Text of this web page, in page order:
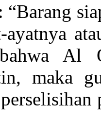
Al
maka